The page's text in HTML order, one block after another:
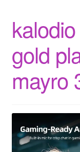
gold
mayro